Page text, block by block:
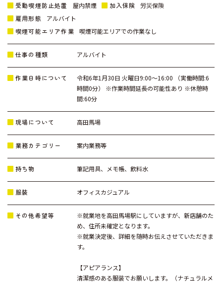
受動喫煙防止処置
屋内禁煙 加入保険
労災保険
雇用形態
アルバイト
喫煙可能エリア作業
喫煙可能エリアでの作業なし
仕事の種類 アルバイト
作業日時について
令和6年1月30日 火曜日9:00～16:00 （実働時間:6
時間0分） ※作業時間延長の可能性あり ※休憩時
間:60分
現場について 高田馬場
業務カテゴリー 案内業務等
持ち物 筆記用具、メモ帳、飲料水
服装 オフィスカジュアル
その他希望等
※就業地を高田馬場駅にしていますが、新店舗のた
め、住所未確定となります。
※就業決定後、詳細を随時お伝えさせていただきま
す。
【アピアランス】
清潔感のある服装でお願いします。（ナチュラルメ